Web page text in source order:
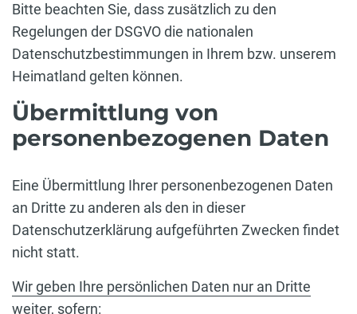
Bitte beachten Sie, dass zusätzlich zu den
Regelungen der DSGVO die nationalen
Datenschutzbestimmungen in Ihrem bzw. unserem
Heimatland gelten können.
Übermittlung von
personenbezogenen Daten
Eine Übermittlung Ihrer personenbezogenen Daten
an Dritte zu anderen als den in dieser
Datenschutzerklärung aufgeführten Zwecken findet
nicht statt.
Wir geben Ihre persönlichen Daten nur an Dritte
weiter, sofern: